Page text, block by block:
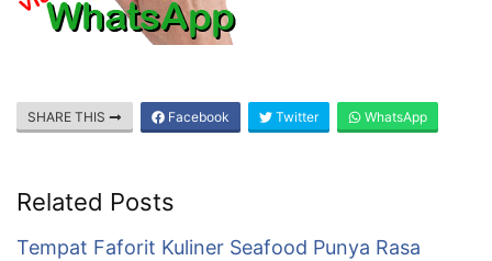
SHARE THIS Facebook Twitter WhatsApp
Related Posts
Tempat Faforit Kuliner Seafood Punya Rasa